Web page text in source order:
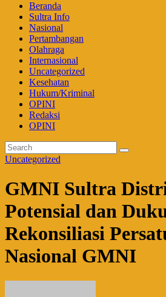
Beranda
Sultra Info
Nasional
Pertambangan
Olahraga
Internasional
Uncategorized
Kesehatan
Hukum/Kriminal
OPINI
Redaksi
OPINI
Uncategorized
‎GMNI Sultra
Potensial dan
Rekonsiliasi
Nasional GMNI